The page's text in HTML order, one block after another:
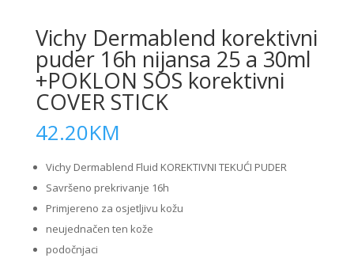
Vichy Dermablend korektivni
puder 16h nijansa 25 a 30ml
+POKLON SOS korektivni
COVER STICK
42.20KM
Vichy Dermablend Fluid KOREKTIVNI TEKUĆI PUDER
Savršeno prekrivanje 16h
Primjereno za osjetljivu kožu
neujednačen ten kože
podočnjaci